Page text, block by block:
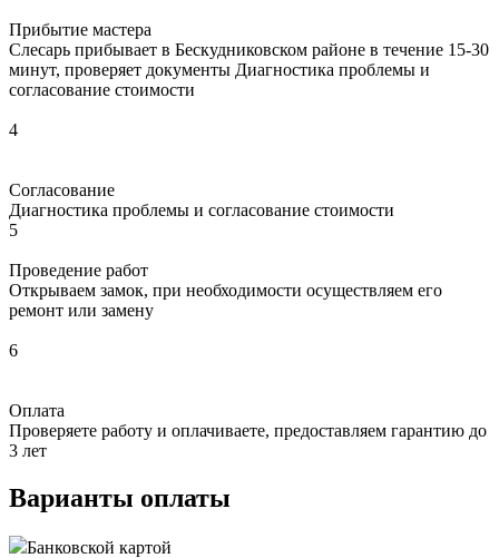
Прибытие мастера
Слесарь прибывает в Бескудниковском районе в течение 15-30
минут, проверяет документы Диагностика проблемы и
согласование стоимости
4
Согласование
Диагностика проблемы и согласование стоимости
5
Проведение работ
Открываем замок, при необходимости осуществляем его
ремонт или замену
6
Оплата
Проверяете работу и оплачиваете, предоставляем гарантию до
3 лет
Варианты оплаты
Банковской картой